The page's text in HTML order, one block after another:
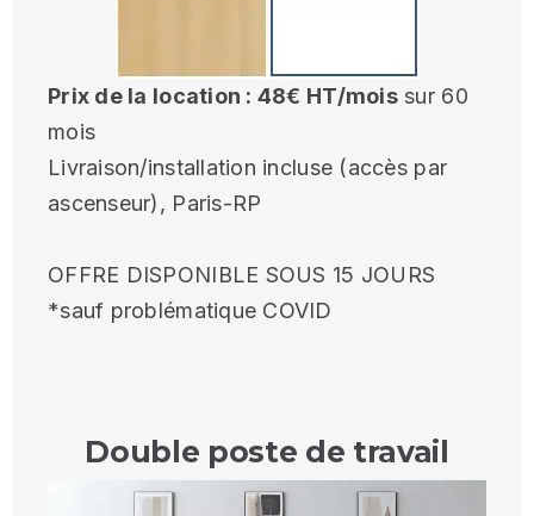
Prix de la location : 48€ HT/moissur 60
mois
Livraison/installation incluse (accès par
ascenseur), Paris-RP
OFFRE DISPONIBLE SOUS 15 JOURS
*sauf problématique COVID
Double poste de travail